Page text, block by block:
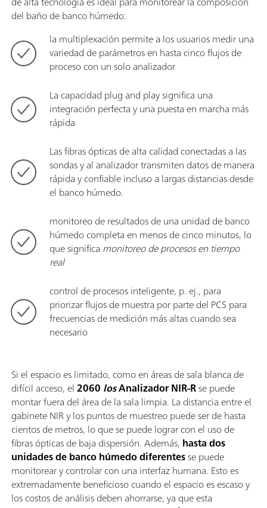
del baño de banco húmedo:
la multiplexación permite a los usuarios medir una
variedad de parámetros en hasta cinco flujos de
proceso con un solo analizador
La capacidad plug and play significa una
integración perfecta y una puesta en marcha más
rápida
Las fibras ópticas de alta calidad conectadas a las
sondas y al analizador transmiten datos de manera
rápida y confiable incluso a largas distancias desde
el banco húmedo.
monitoreo de resultados de una unidad de banco
húmedo completa en menos de cinco minutos, lo
que significa monitoreo de procesos en tiempo
real
control de procesos inteligente, p. ej., para
priorizar flujos de muestra por parte del PCS para
frecuencias de medición más altas cuando sea
necesario
Si el espacio es limitado, como en áreas de sala blanca de
difícil acceso, el2060 losAnalizador NIR-Rse puede
montar fuera del área de la sala limpia. La distancia entre el
gabinete NIR y los puntos de muestreo puede ser de hasta
cientos de metros, lo que se puede lograr con el uso de
fibras ópticas de baja dispersión. Además, hasta dos
unidades de banco húmedo diferentesse puede
monitorear y controlar con una interfaz humana. Esto es
extremadamente beneficioso cuando el espacio es escaso y
los costos de análisis deben ahorrarse, ya que esta